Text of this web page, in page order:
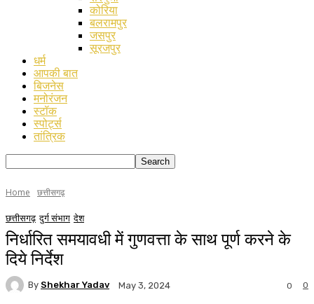
कोरिया
बलरामपुर
जसपुर
सूरजपुर
धर्म
आपकी बात
बिजनेस
मनोरंजन
स्टॉक
स्पोर्ट्स
तांत्रिक
Home छत्तीसगढ़
छत्तीसगढ़ दुर्ग संभाग देश
निर्धारित समयावधी में गुणवत्ता के साथ पूर्ण करने के
दिये निर्देश
By Shekhar Yadav May 3, 2024 0
0